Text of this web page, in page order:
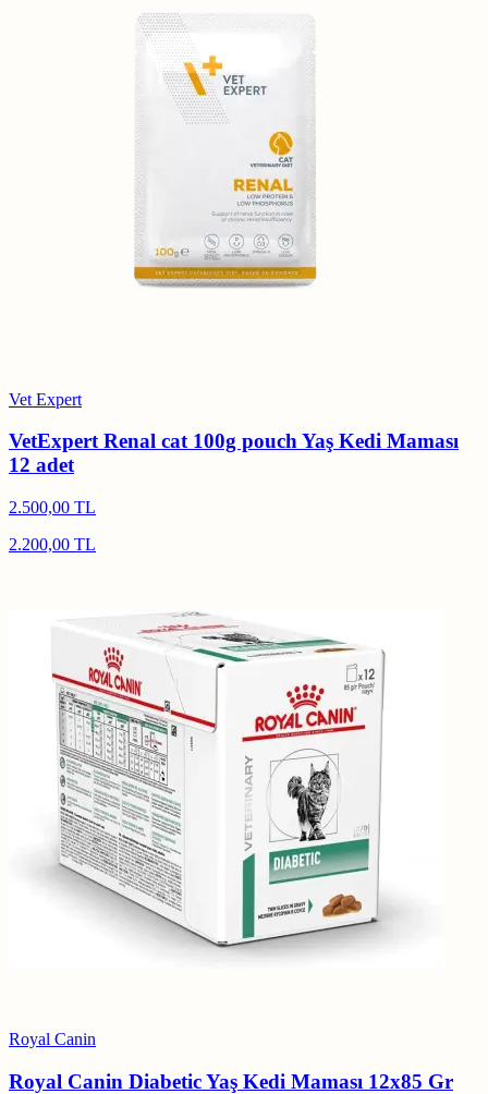
Vet Expert
VetExpert Renal cat 100g pouch Yaş Kedi Maması
12 adet
2.500,00 TL
2.200,00 TL
Royal Canin
Royal Canin Diabetic Yaş Kedi Maması 12x85 Gr